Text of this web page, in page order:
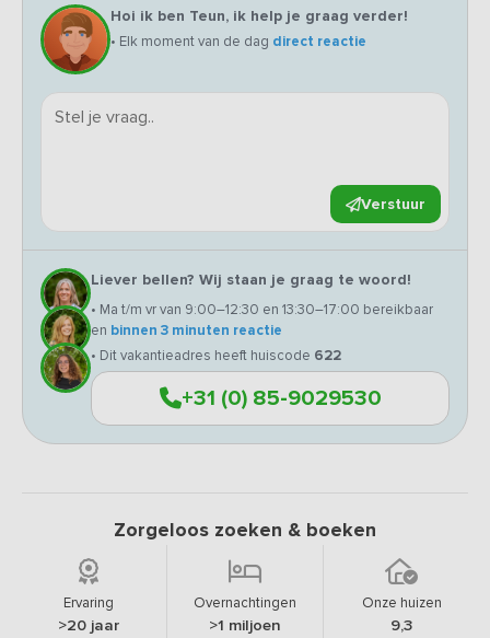
Hoi ik ben Teun, ik help je graag verder!
• Elk moment van de dag direct reactie
Verstuur
Liever bellen? Wij staan je graag te woord!
• Ma t/m vr van 9:00–12:30 en 13:30–17:00 bereikbaar
en binnen 3 minuten reactie
• Dit vakantieadres heeft huiscode 622
+31 (0) 85-9029530
Zorgeloos zoeken & boeken
Ervaring
>20 jaar
Overnachtingen
>1 miljoen
Onze huizen
9,3